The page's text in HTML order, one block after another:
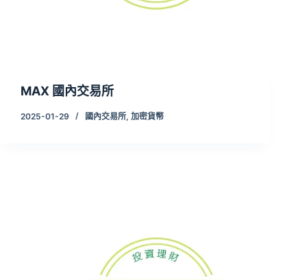
MAX 國內交易所
2025-01-29 國內交易所, 加密貨幣